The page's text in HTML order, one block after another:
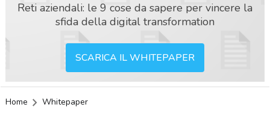
Reti aziendali: le 9 cose da sapere per vincere la
sfida della digital transformation
SCARICA IL WHITEPAPER
Home Whitepaper